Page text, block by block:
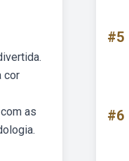
cor
as
#5
#6